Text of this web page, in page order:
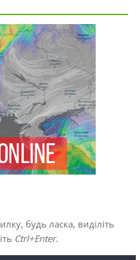
будь ласка, виділіть
Ctrl+Enter.